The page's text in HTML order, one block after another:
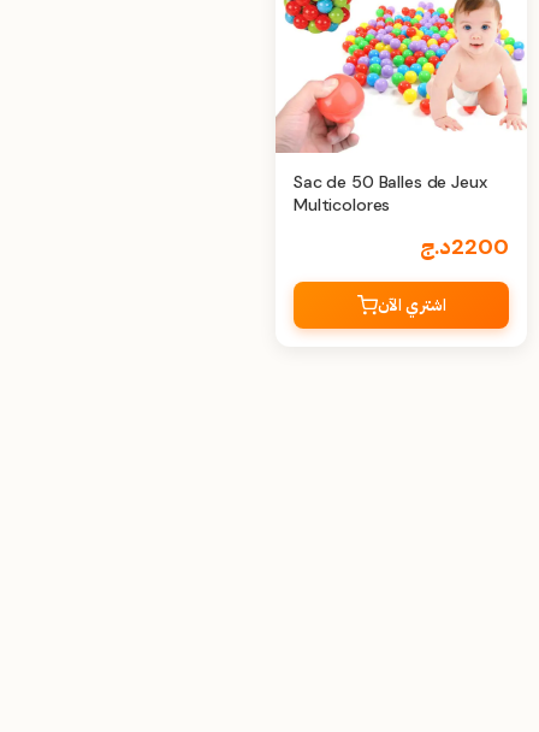
Sac de 50 Balles de Jeux
Multicolores
2200د.ج
اشتري الآن